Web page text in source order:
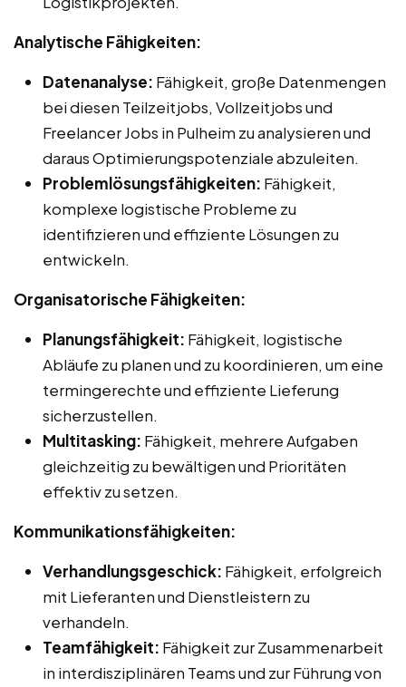
Analytische Fähigkeiten:
Datenanalyse: Fähigkeit, große Datenmengen
bei diesen Teilzeitjobs, Vollzeitjobs und
Freelancer Jobs in Pulheim zu analysieren und
daraus Optimierungspotenziale abzuleiten.
Problemlösungsfähigkeiten: Fähigkeit,
komplexe logistische Probleme zu
identifizieren und effiziente Lösungen zu
entwickeln.
Organisatorische Fähigkeiten:
Planungsfähigkeit: Fähigkeit, logistische
Abläufe zu planen und zu koordinieren, um eine
termingerechte und effiziente Lieferung
sicherzustellen.
Multitasking: Fähigkeit, mehrere Aufgaben
gleichzeitig zu bewältigen und Prioritäten
effektiv zu setzen.
Kommunikationsfähigkeiten:
Verhandlungsgeschick: Fähigkeit, erfolgreich
mit Lieferanten und Dienstleistern zu
verhandeln.
Teamfähigkeit: Fähigkeit zur Zusammenarbeit
in interdisziplinären Teams und zur Führung von